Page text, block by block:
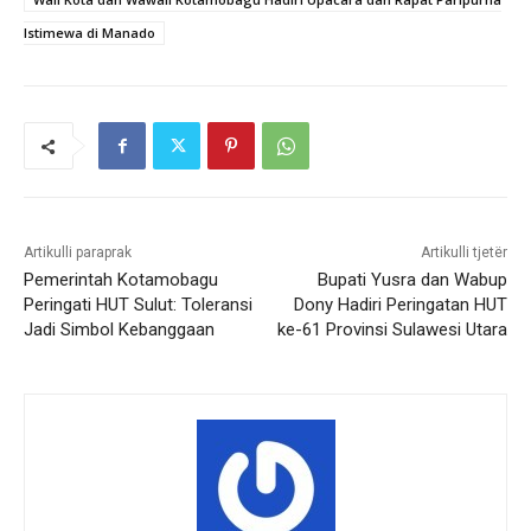
Istimewa di Manado
Artikulli paraprak
Pemerintah Kotamobagu
Peringati HUT Sulut: Toleransi
Jadi Simbol Kebanggaan
Artikulli tjetër
Bupati Yusra dan Wabup
Dony Hadiri Peringatan HUT
ke-61 Provinsi Sulawesi Utara